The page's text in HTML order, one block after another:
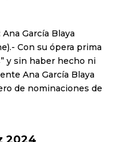
García Blaya
Con su ópera prima
y sin haber hecho ni
Ana García Blaya
de nominaciones de